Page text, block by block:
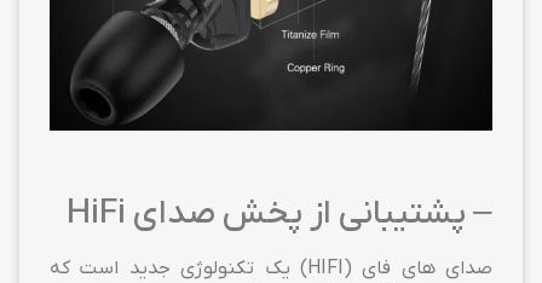
– پشتیبانی از پخش صدای HiFi
صدای های فای (HIFI) یک تکنولوژی جدید است که